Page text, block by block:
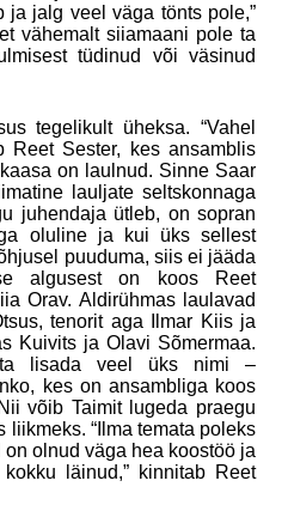
ja jalg veel väga tönts pole,”
vähemalt siiamaani pole ta
tüdinud või väsinud
tegelikult üheksa. “Vahel
Reet Sester, kes ansamblis
on laulnud. Sinne Saar
lauljate seltskonnaga
juhendaja ütleb, on sopran
oluline ja kui üks sellest
puuduma, siis ei jääda
algusest on koos Reet
Orav. Aldirühmas laulavad
tenorit aga Ilmar Kiis ja
Kuivits ja Olavi Sõmermaa.
lisada veel üks nimi –
kes on ansambliga koos
võib Taimit lugeda praegu
liikmeks. “Ilma temata poleks
olnud väga hea koostöö ja
läinud,” kinnitab Reet